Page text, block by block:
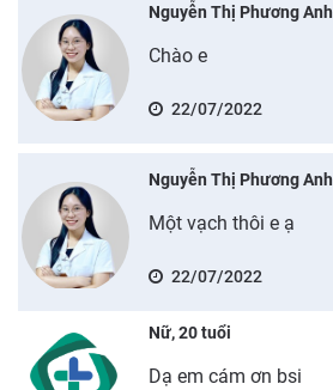
Nguyễn Thị Phương Anh
Chào e
22/07/2022
Nguyễn Thị Phương Anh
Một vạch thôi e ạ
22/07/2022
Nữ, 20 tuổi
Dạ em cám ơn bsi